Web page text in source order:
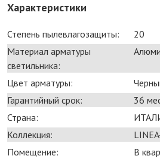
Характеристики
Степень пылевлагозащиты:
20
Материал арматуры
светильника:
Цвет арматуры:
Гарантийный срок:
36
Страна:
Коллекция:
Помещение:
В